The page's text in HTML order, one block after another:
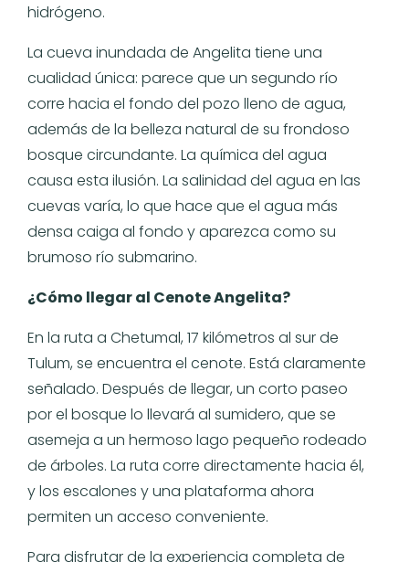
hidrógeno.
La cueva inundada de Angelita tiene una
cualidad única: parece que un segundo río
corre hacia el fondo del pozo lleno de agua,
además de la belleza natural de su frondoso
bosque circundante. La química del agua
causa esta ilusión. La salinidad del agua en las
cuevas varía, lo que hace que el agua más
densa caiga al fondo y aparezca como su
brumoso río submarino.
¿Cómo llegar al Cenote Angelita?
En la ruta a Chetumal, 17 kilómetros al sur de
Tulum, se encuentra el cenote. Está claramente
señalado. Después de llegar, un corto paseo
por el bosque lo llevará al sumidero, que se
asemeja a un hermoso lago pequeño rodeado
de árboles. La ruta corre directamente hacia él,
y los escalones y una plataforma ahora
permiten un acceso conveniente.
Para disfrutar de la experiencia completa de